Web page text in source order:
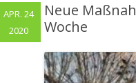
Neue
Woche
APR. 24
2020